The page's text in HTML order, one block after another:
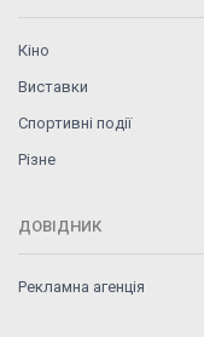
Кіно
Виставки
Спортивні події
Різне
ДОВІДНИК
Рекламна агенція